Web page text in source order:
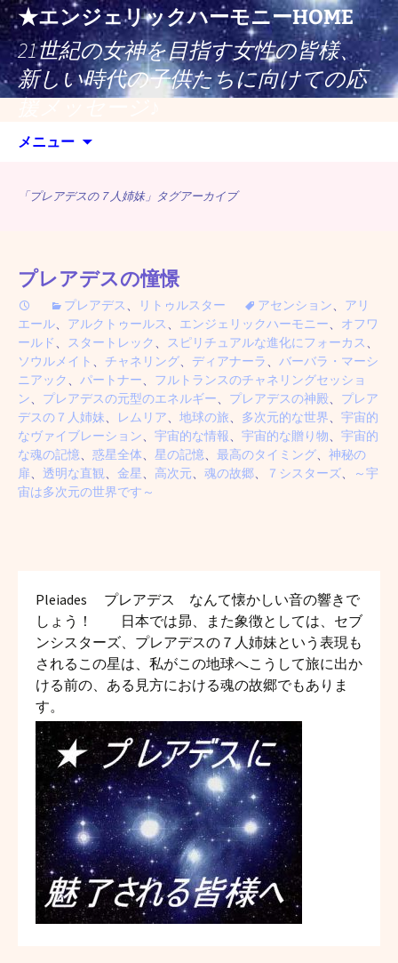
コ
ン
テ
ン
ツ
★エンジェリックハーモニーHOME
21世紀の女神を目指す女性の皆様、
新しい時代の子供たちに向けての応
援メッセージ♪
メニュー
「プレアデスの７人姉妹」タグアーカイブ
プレアデスの憧憬
プレアデス、 リトゥルスター アセンション、 アリ
エール、 アルクトゥールス、 エンジェリックハーモニー、 オフワ
ールド、 スタートレック、 スピリチュアルな進化にフォーカス、
ソウルメイト 、 チャネリング、 ディアナーラ、 バーバラ・マーシ
ニアック、 パートナー、 フルトランスのチャネリングセッショ
ン、 プレアデスの元型のエネルギー、 プレアデスの神殿、 プレア
デスの７人姉妹、 レムリア、 地球の旅、 多次元的な世界、 宇宙的
なヴァイブレーション、 宇宙的な情報、 宇宙的な贈り物、 宇宙的
な魂の記憶、 惑星全体、 星の記憶、 最高のタイミング、 神秘の
扉、 透明な直観、 金星、 高次元、 魂の故郷、 ７シスターズ、
～宇
宙は多次元の世界です～
Pleiades 　プレアデス　なんて懐かしい音の響きで
しょう！　　日本では昴、また象徴としては、セブ
ンシスターズ、プレアデスの７人姉妹という表現も
されるこの星は、私がこの地球へこうして旅に出か
ける前の、ある見方における魂の故郷でもありま